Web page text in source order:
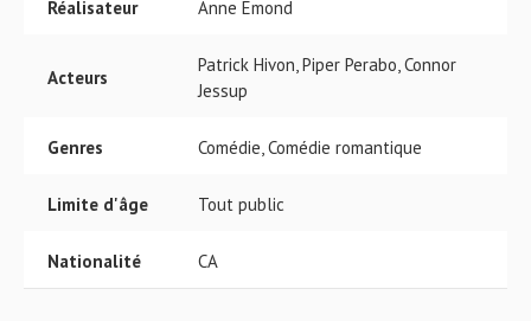
Réalisateur Anne Emond
Acteurs
Patrick Hivon, Piper Perabo, Connor
Jessup
Genres Comédie, Comédie romantique
Limite d'âge Tout public
Nationalité CA